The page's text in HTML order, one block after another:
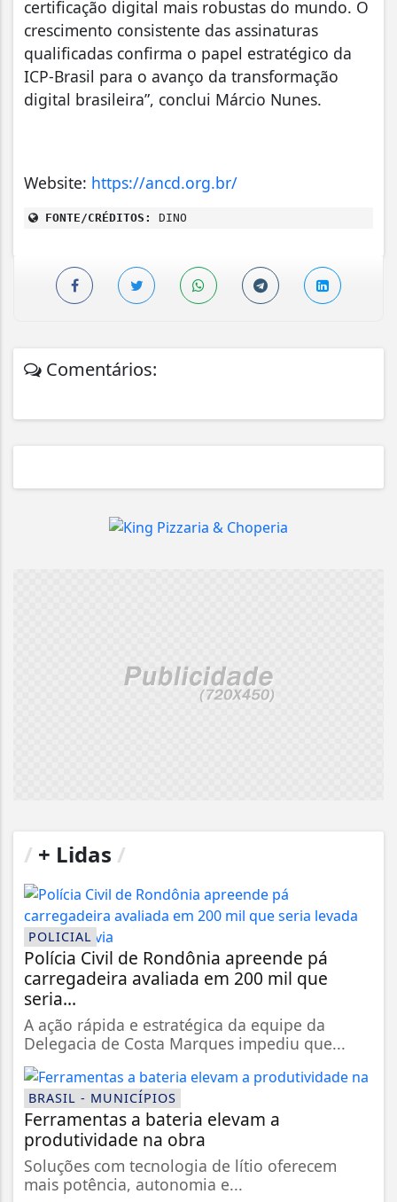
certificação digital mais robustas do mundo. O
crescimento consistente das assinaturas
qualificadas confirma o papel estratégico da
ICP-Brasil para o avanço da transformação
digital brasileira”, conclui Márcio Nunes.
Website: https://ancd.org.br/
FONTE/CRÉDITOS: DINO
Comentários:
/ + Lidas /
POLICIAL
Polícia Civil de Rondônia apreende pá
carregadeira avaliada em 200 mil que
seria...
A ação rápida e estratégica da equipe da
Delegacia de Costa Marques impediu que...
BRASIL - MUNICÍPIOS
Ferramentas a bateria elevam a
produtividade na obra
Soluções com tecnologia de lítio oferecem
mais potência, autonomia e...